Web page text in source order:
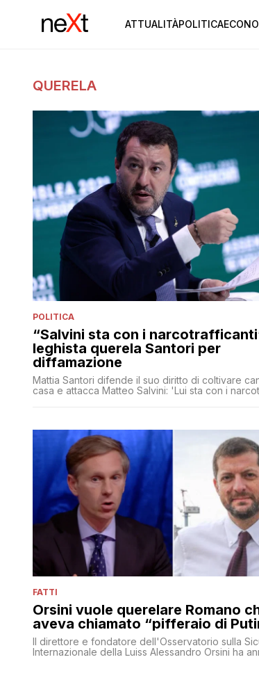
ATTUALITÀPOLITICA
QUERELA
POLITICA
“Salvini sta con i
leghista querela Santori per
diffamazione
Mattia Santori difende il suo diritto di coltivare
casa e attacca Matteo Salvini: 'Lui sta con i
FATTI
Orsini vuole querelare Romano
aveva chiamato “pifferaio di
Il direttore e fondatore dell'Osservatorio sulla
Internazionale della Luiss Alessandro Orsini ha